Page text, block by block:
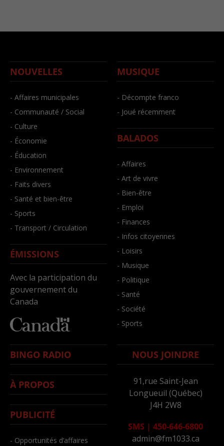
NOUVELLES
- Affaires municipales
- Communauté / Social
- Culture
- Économie
- Éducation
- Environnement
- Faits divers
- Santé et bien-être
- Sports
- Transport / Circulation
ÉMISSIONS
Avec la participation du
gouvernement du
Canada
MUSIQUE
- Décompte franco
- Joué récemment
BALADOS
- Affaires
- Art de vivre
- Bien-être
- Emploi
- Finances
- Infos citoyennes
- Loisirs
- Musique
- Politique
- Santé
- Société
- Sports
BINGO RADIO
À PROPOS
PUBLICITÉ
- Opportunités d’affaires
NOUS JOINDRE
91,rue Saint-Jean
Longueuil (Québec)
J4H 2W8
SMS | 450-646-6800
admin@fm1033.ca